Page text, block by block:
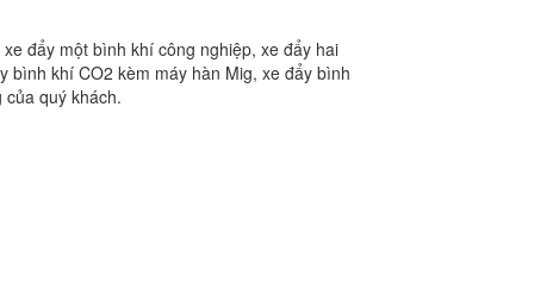
xe đẩy một bình khí công nghiệp, xe đẩy hai
bình khí CO2 kèm máy hàn Mig, xe đẩy bình
quý khách.